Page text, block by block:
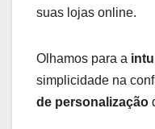
suas lojas online.
Olhamos para a
simplicidade na
de personalização